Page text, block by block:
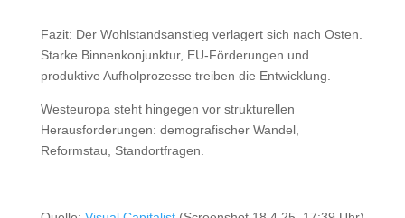
Fazit: Der Wohlstandsanstieg verlagert sich nach Osten.
Starke Binnenkonjunktur, EU-Förderungen und
produktive Aufholprozesse treiben die Entwicklung.
Westeuropa steht hingegen vor strukturellen
Herausforderungen: demografischer Wandel,
Reformstau, Standortfragen.